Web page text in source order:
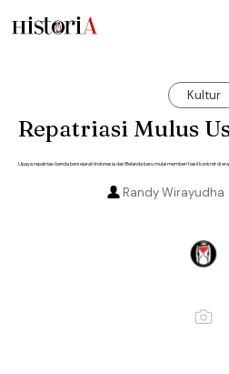
Kultur
Repatriasi Mulus
Upaya repatriasi benda bersejarah Indonesia dari Belanda baru mulai memberi hasil konkret di era
Randy Wirayudha